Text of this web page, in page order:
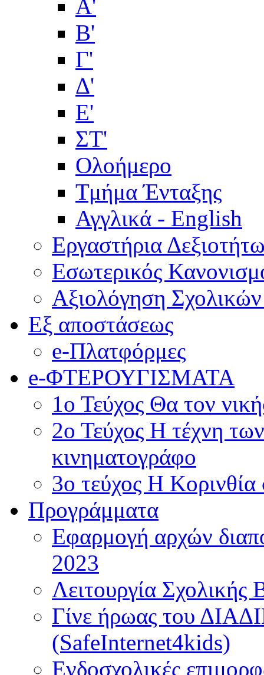
Α'
Β'
Γ'
Δ'
Ε'
ΣΤ'
Ολοήμερο
Τμήμα Ένταξης
Αγγλικά - English
Εργαστήρια
Εσωτερικός
Αξιολόγηση
Εξ αποστάσεως
e-Πλατφόρμες
e-ΦΤΕΡΟΥΓΙΣΜΑΤΑ
1ο Τεύχος Θα τον
2ο Τεύχος Η τέχνη
κινηματογράφο
3ο τεύχος Η
Προγράμματα
Εφαρμογή αρχών
2023
Λειτουργία Σχολικής
Γίνε ήρωας του
(SafeInternet4kids)
Ενδοσχολικές